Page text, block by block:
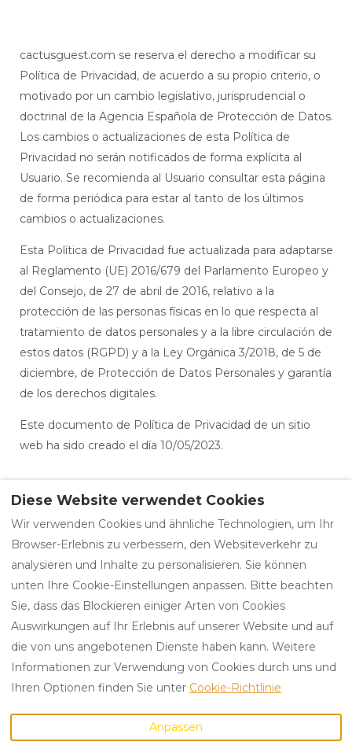
cactusguest.com se reserva el derecho a modificar su
Política de Privacidad, de acuerdo a su propio criterio, o
motivado por un cambio legislativo, jurisprudencial o
doctrinal de la Agencia Española de Protección de Datos.
Los cambios o actualizaciones de esta Política de
Privacidad no serán notificados de forma explícita al
Usuario. Se recomienda al Usuario consultar esta página
de forma periódica para estar al tanto de los últimos
cambios o actualizaciones.
Esta Política de Privacidad fue actualizada para adaptarse
al Reglamento (UE) 2016/679 del Parlamento Europeo y
del Consejo, de 27 de abril de 2016, relativo a la
protección de las personas físicas en lo que respecta al
tratamiento de datos personales y a la libre circulación de
estos datos (RGPD) y a la Ley Orgánica 3/2018, de 5 de
diciembre, de Protección de Datos Personales y garantía
de los derechos digitales.
Este documento de Política de Privacidad de un sitio
web ha sido creado el día 10/05/2023.
Rechtliche Warnung
Deutsch EUR +34 625 15 30 76
Av. Cerdanyola 75-77, 2-
2, Sant Cugat del Valles,
Barcelona, Spanien
E-Mail:
©2026 CactusGuest
Rechte vorbehalten
Powered by Lodgify
Diese Website verwendet Cookies
Wir verwenden Cookies und ähnliche Technologien, um Ihr
Browser-Erlebnis zu verbessern, den Websiteverkehr zu
analysieren und Inhalte zu personalisieren. Sie können
unten Ihre Cookie-Einstellungen anpassen. Bitte beachten
Sie, dass das Blockieren einiger Arten von Cookies
Auswirkungen auf Ihr Erlebnis auf unserer Website und auf
die von uns angebotenen Dienste haben kann. Weitere
Informationen zur Verwendung von Cookies durch uns und
Ihren Optionen finden Sie unter Cookie-Richtlinie
Anpassen